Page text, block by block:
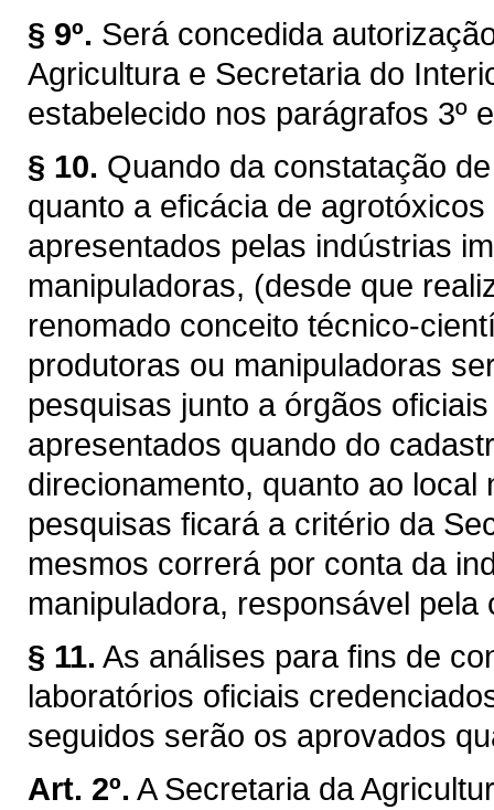
§ 9º. Será concedida
Agricultura e Secretaria do
estabelecido nos parágrafos 3º
§ 10. Quando da constatação
quanto a eficácia de
apresentados pelas indústrias
manipuladoras, (desde que
renomado conceito técnico-
produtoras ou manipuladoras
pesquisas junto a órgãos
apresentados quando do
direcionamento, quanto ao
pesquisas ficará a critério da
mesmos correrá por conta da
manipuladora, responsável pela
§ 11. As análises para fins de
laboratórios oficiais
seguidos serão os aprovados
Art. 2º. A Secretaria da